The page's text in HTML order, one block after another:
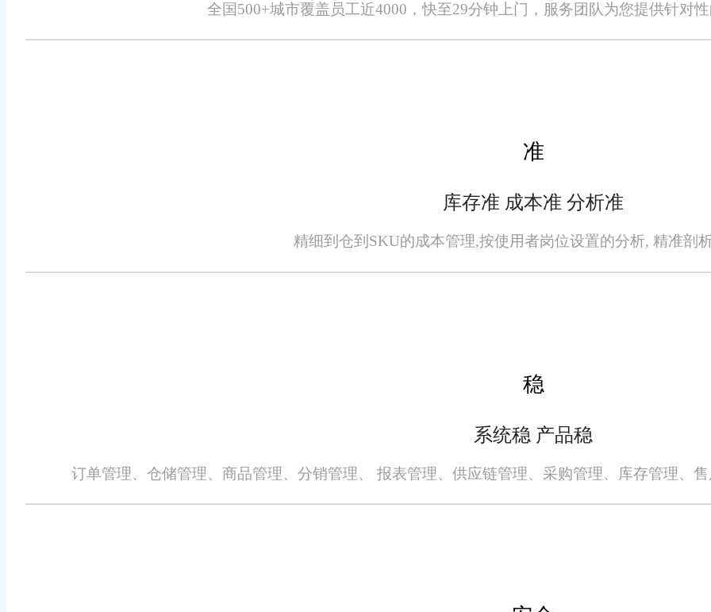
综上所述，旺店通ERP系统凭借其全面的功能模块、深度的行业优化以及优
业的首选ERP系统。它不仅能够帮助企业实现高效管理，提升运营效率和市场
免责声明：本网站尽可能确保发布信息的准确性与可靠性，但不能保证其完全无误，请您在阅读本网站内容时自行判断真实性，本网站对于您因信赖该信息引
识、广告、商标、域名等，除特别标明外，均来源于网络，知识产权归原作者或原出处所有。任何单位或个人认为本网站中的网页或链接内容可能存在不实内
全国500+城市覆盖员工近4000，快至29分钟上门，服务团队为您提供针对
准
库存准 成本准 分析准
精细到仓到SKU的成本管理,按使用者岗位设置的分析, 精准剖
稳
系统稳 产品稳
订单管理、仓储管理、商品管理、分销管理、 报表管理、供应链管理、采购管理、库存管理、